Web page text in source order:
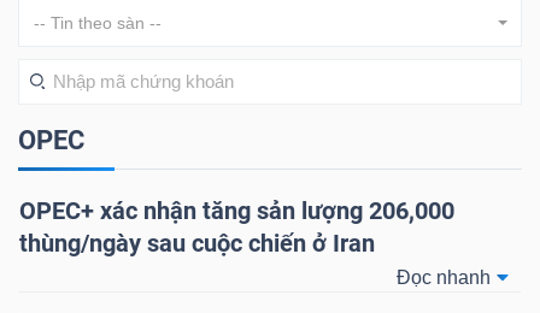
-- Tin theo sàn --
OPEC
OPEC+ xác nhận tăng sản lượng 206,000
thùng/ngày sau cuộc chiến ở Iran
Đọc nhanh
DOANH
ĐỘNG